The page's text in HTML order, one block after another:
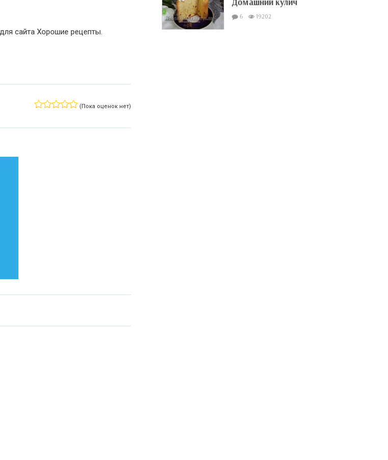
сайта Хорошие рецепты.
(Пока оценок нет)
6 19202